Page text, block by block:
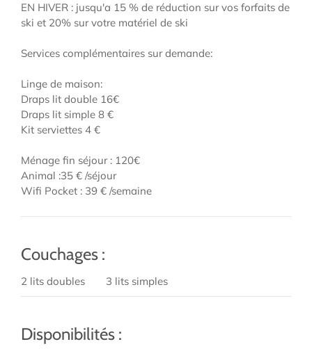
EN HIVER : jusqu'a 15 % de réduction sur vos forfaits de
ski et 20% sur votre matériel de ski
Services complémentaires sur demande:
Linge de maison:
Draps lit double 16€
Draps lit simple 8 €
Kit serviettes 4 €
Ménage fin séjour : 120€
Animal :35 € /séjour
Wifi Pocket : 39 € /semaine
Couchages :
2 lits doubles 3 lits simples
Disponibilités :